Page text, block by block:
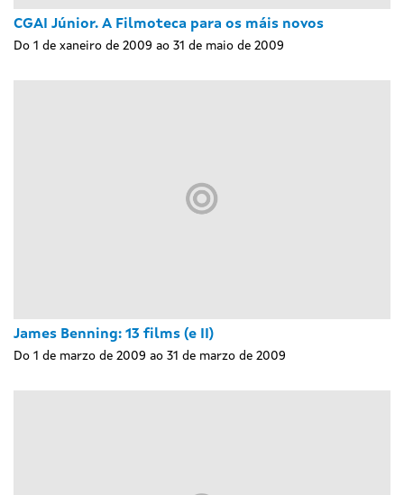
CGAI Júnior. A Filmoteca para os máis novos
Do 1 de xaneiro de 2009 ao 31 de maio de 2009
James Benning: 13 films (e II)
Do 1 de marzo de 2009 ao 31 de marzo de 2009